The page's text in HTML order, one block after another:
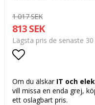
1 017 SEK
813 SEK
Lägsta pris de senaste
Lägg till i
Om du älskar IT och
vill missa en enda grej,
ett oslagbart pris.